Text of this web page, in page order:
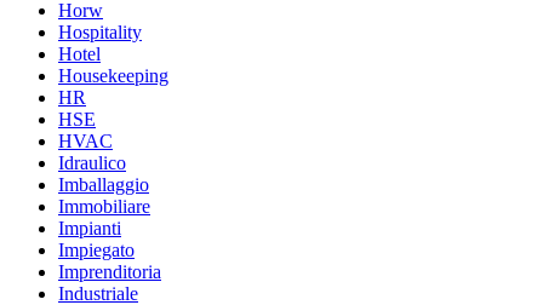
Horw
Hospitality
Hotel
Housekeeping
HR
HSE
HVAC
Idraulico
Imballaggio
Immobiliare
Impianti
Impiegato
Imprenditoria
Industriale